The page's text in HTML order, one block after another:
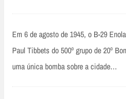
Em 6 de agosto de 1945, o B-29
Paul Tibbets do 500º grupo de 20º
uma única bomba sobre a cidade…